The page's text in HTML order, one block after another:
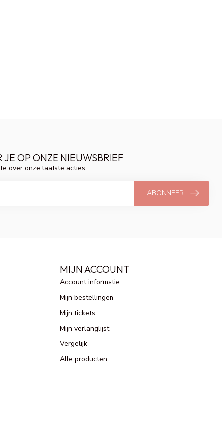
JE OP ONZE NIEUWSBRIEF
over onze laatste acties
ABONNEER
MIJN ACCOUNT
Account informatie
Mijn bestellingen
Mijn tickets
Mijn verlanglijst
Vergelijk
Alle producten